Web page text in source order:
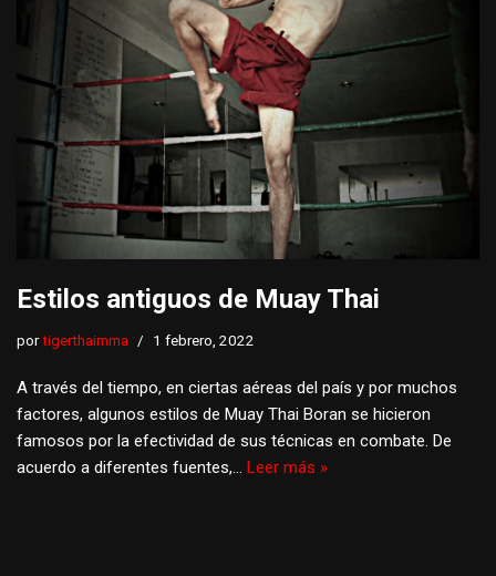
Estilos antiguos de Muay Thai
portigerthaimma 1 febrero, 2022
A través del tiempo, en ciertas aéreas del país y por muchos
factores, algunos estilos de Muay Thai Boran se hicieron
famosos por la efectividad de sus técnicas en combate. De
acuerdo a diferentes fuentes,… Leer más »